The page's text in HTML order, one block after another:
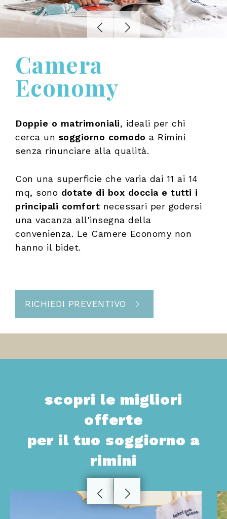
Camera
Economy
Doppie o matrimoniali, ideali per chi
cerca un soggiorno comodo a Rimini
senza rinunciare alla qualità.
Con una superficie che varia dai 11 ai 14
mq, sono dotate di box doccia e tutti i
principali comfort necessari per godersi
una vacanza all'insegna della
convenienza. Le Camere Economy non
hanno il bidet.
RICHIEDI PREVENTIVO
scopri le migliori
offerte
per il tuo soggiorno a
rimini